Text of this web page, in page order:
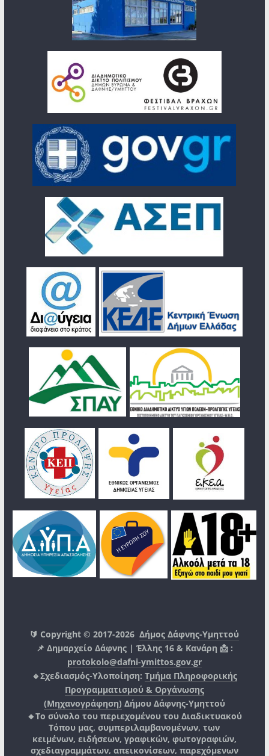
🔰 Copyright © 2017-2026Δήμος Δάφνης-Υμηττού
📌 Δημαρχείο Δάφνης | Έλλης 16 & Κανάρη 📩 :
protokolo@dafni-ymittos.gov.gr
🔹Σχεδιασμός-Υλοποίηση: Τμήμα Πληροφορικής
Προγραμματισμού & Οργάνωσης
(Μηχανογράφηση) Δήμου Δάφνης-Υμηττού
🔸Το σύνολο του περιεχομένου του Διαδικτυακού
Τόπου μας, συμπεριλαμβανομένων, των
κειμένων, ειδήσεων, γραφικών, φωτογραφιών,
σχεδιαγραμμάτων, απεικονίσεων, παρεχόμενων